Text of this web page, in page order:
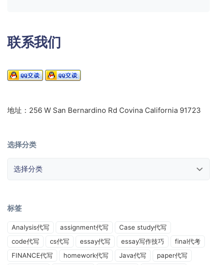
联系我们
地址：256 W San Bernardino Rd Covina California 91723
选择分类
标签
Analysis代写 assignment代写
Case study代写
code代写
cs代写 essay代写 essay写作技巧
final代考
FINANCE代写
homework代写 Java代写
paper代写